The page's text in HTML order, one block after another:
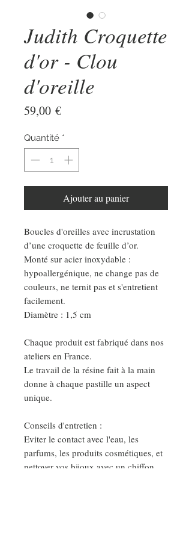
Judith Croquette
d'or - Clou
d'oreille
59,00 €Prix
Quantité *
Ajouter au panier
Boucles d'oreilles avec incrustation
d’une croquette de feuille d’or.
Monté sur acier inoxydable :
hypoallergénique, ne change pas de
couleurs, ne ternit pas et s'entretient
facilement.
Diamètre : 1,5 cm
Chaque produit est fabriqué dans nos
ateliers en France.
Le travail de la résine fait à la main
donne à chaque pastille un aspect
unique.
Conseils d'entretien :
Eviter le contact avec l'eau, les
parfums, les produits cosmétiques, et
nettoyer vos bijoux avec un chiffon